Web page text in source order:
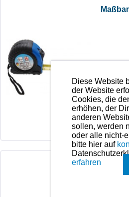
4,90 €
Torx-
Diese Website
der Website
Cookies, die
erhöhen, der
anderen
sollen, werden
oder alle nicht-
bitte hier auf
erfahren